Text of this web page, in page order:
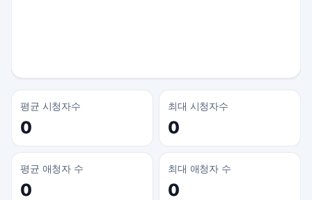
평균 시청자수
0
최대 시청자수
0
평균 애청자 수
0
최대 애청자 수
0